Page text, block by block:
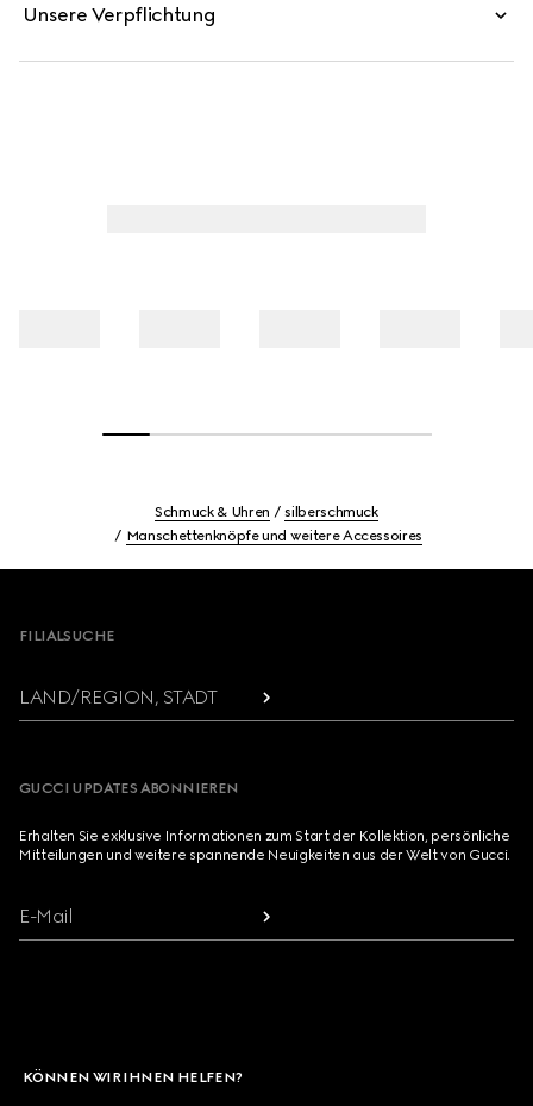
Unsere Verpflichtung
Schmuck & Uhren
silberschmuck
Manschettenknöpfe und weitere Accessoires
FILIALSUCHE
LAND/REGION, STADT
GUCCI UPDATES ABONNIEREN
Erhalten Sie exklusive Informationen zum Start der Kollektion, persönliche
Mitteilungen und weitere spannende Neuigkeiten aus der Welt von Gucci.
E-Mail
KÖNNEN WIR IHNEN HELFEN?